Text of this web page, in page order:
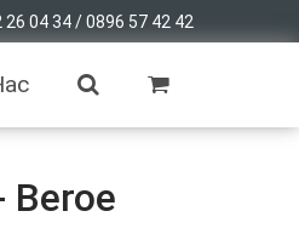
04 34 / 0896 57 42 42
Beroe